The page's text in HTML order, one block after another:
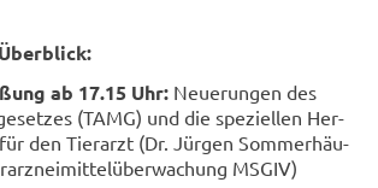
ab 17.15 Uhr: Neue­run­gen des
(TAMG) und die spe­zi­el­len Her­
den Tier­arzt (Dr. Jür­gen Som­mer­häu­
MSGIV)